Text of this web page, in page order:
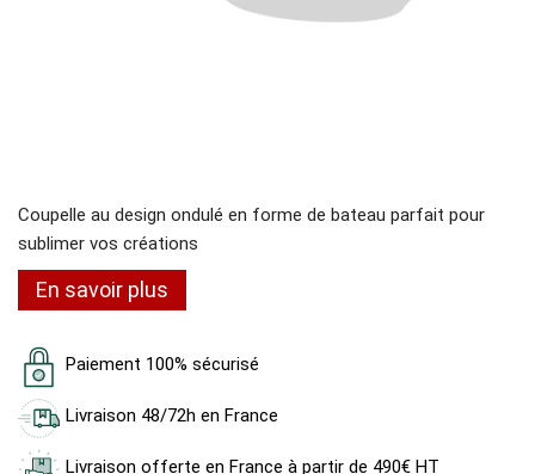
Coupelle au design ondulé en forme de bateau parfait pour
sublimer vos créations
En savoir plus
Paiement 100% sécurisé
Livraison 48/72h en France
Livraison offerte en France à partir de 490€ HT